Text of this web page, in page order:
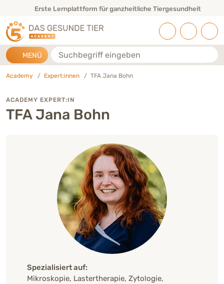
HAUPTMENÜErste Lernplattform für ganzheitliche Tiergesundheit
MENÜ Suche
Academy Expert:innen TFA Jana Bohn
ACADEMY EXPERT:IN
TFA Jana Bohn
Spezialisiert auf:
Mikroskopie, Lastertherapie, Zytologie,